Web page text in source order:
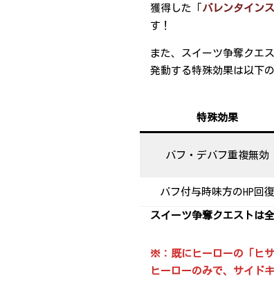
獲得した「 バレンタイン
す！
また、スイーツ争奪クエス
発動する特殊効果は以下の
特殊効果
バフ・デバフ重複無効
バフ付与時味方のHP回復
スイーツ争奪クエストは
※：既にヒーローの「ヒ
ヒーローのみで、サイド